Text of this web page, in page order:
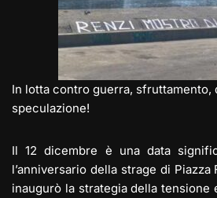
m o
n
p
p
o
o
k
In lotta contro guerra, sfruttamento,
speculazione!
Il 12 dicembre è una data
l’anniversario della strage di Piazza
inaugurò la strategia della tensione